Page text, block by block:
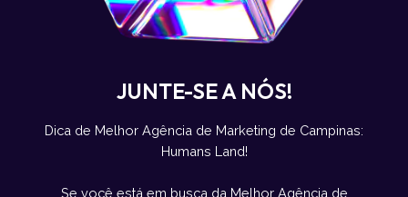
JUNTE-SE A NÓS!
Dica de Melhor Agência de Marketing de Campinas:
Humans Land!
Se você está em busca da Melhor Agência de